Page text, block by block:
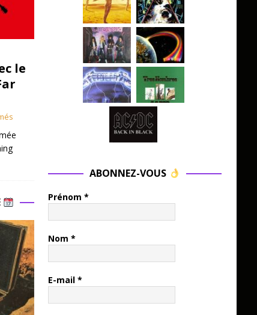
le
ABONNEZ-VOUS
Prénom *
Nom *
E-mail *